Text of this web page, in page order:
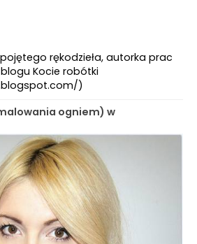
rękodzieła, autorka prac
Kocie robótki
)
ogniem) w